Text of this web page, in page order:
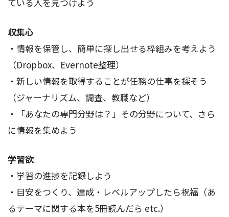
収集心
・情報を保管し、簡単に探し出せる枠組みを考えよう
（Dropbox、Evernote整理）
・新しい情報を取得することが任務の仕事を探そう
（ジャーナリズム、調査、教職など）
・「あなたの専門分野は？」その分野について、さら
に情報を集めよう
学習欲
・学習の進捗を記録しよう
・目安をつくり、達成・レベルアップしたら祝福（あ
るテーマに関する本を5冊読んだら etc.）